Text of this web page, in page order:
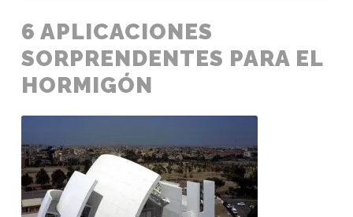
6 APLICACIONES
SORPRENDENTES PARA EL
HORMIGÓN